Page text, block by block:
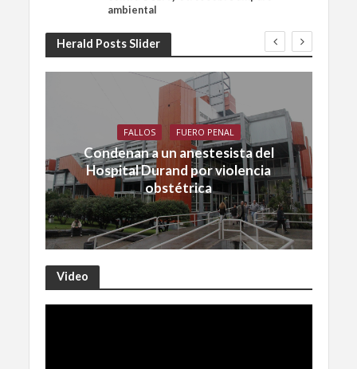
ambiental
Herald Posts Slider
FALLOS FUERO PENAL
Condenan a un anestesista del
Hospital Durand por violencia
obstétrica
Video